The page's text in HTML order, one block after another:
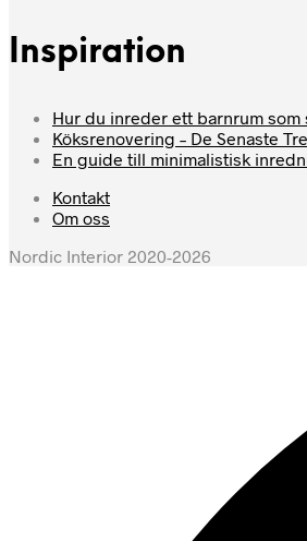
Inspiration
Hur du inreder ett barnrum
Köksrenovering – De Senaste
En guide till minimalistisk
Kontakt
Om oss
Nordic Interior 2020-2026